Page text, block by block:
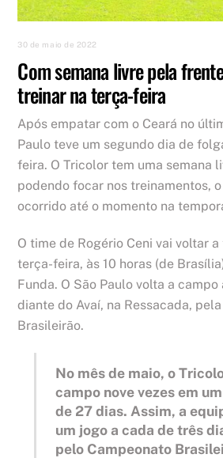
30 de maio de 2022
Com semana livre pela
treinar na terça-feira
Após empatar com o Ceará no
Paulo teve um segundo dia de
feira. O Tricolor tem uma semana
podendo focar nos treinamentos,
ocorrido até o momento na
O time de Rogério Ceni vai voltar
terça-feira, às 10 horas (de
Funda. O São Paulo volta a campo
diante do Avaí, na Ressacada,
Brasileirão.
No mês de maio, o
campo nove vezes em
de 27 dias. Assim, a
um jogo a cada de três
pelo Campeonato